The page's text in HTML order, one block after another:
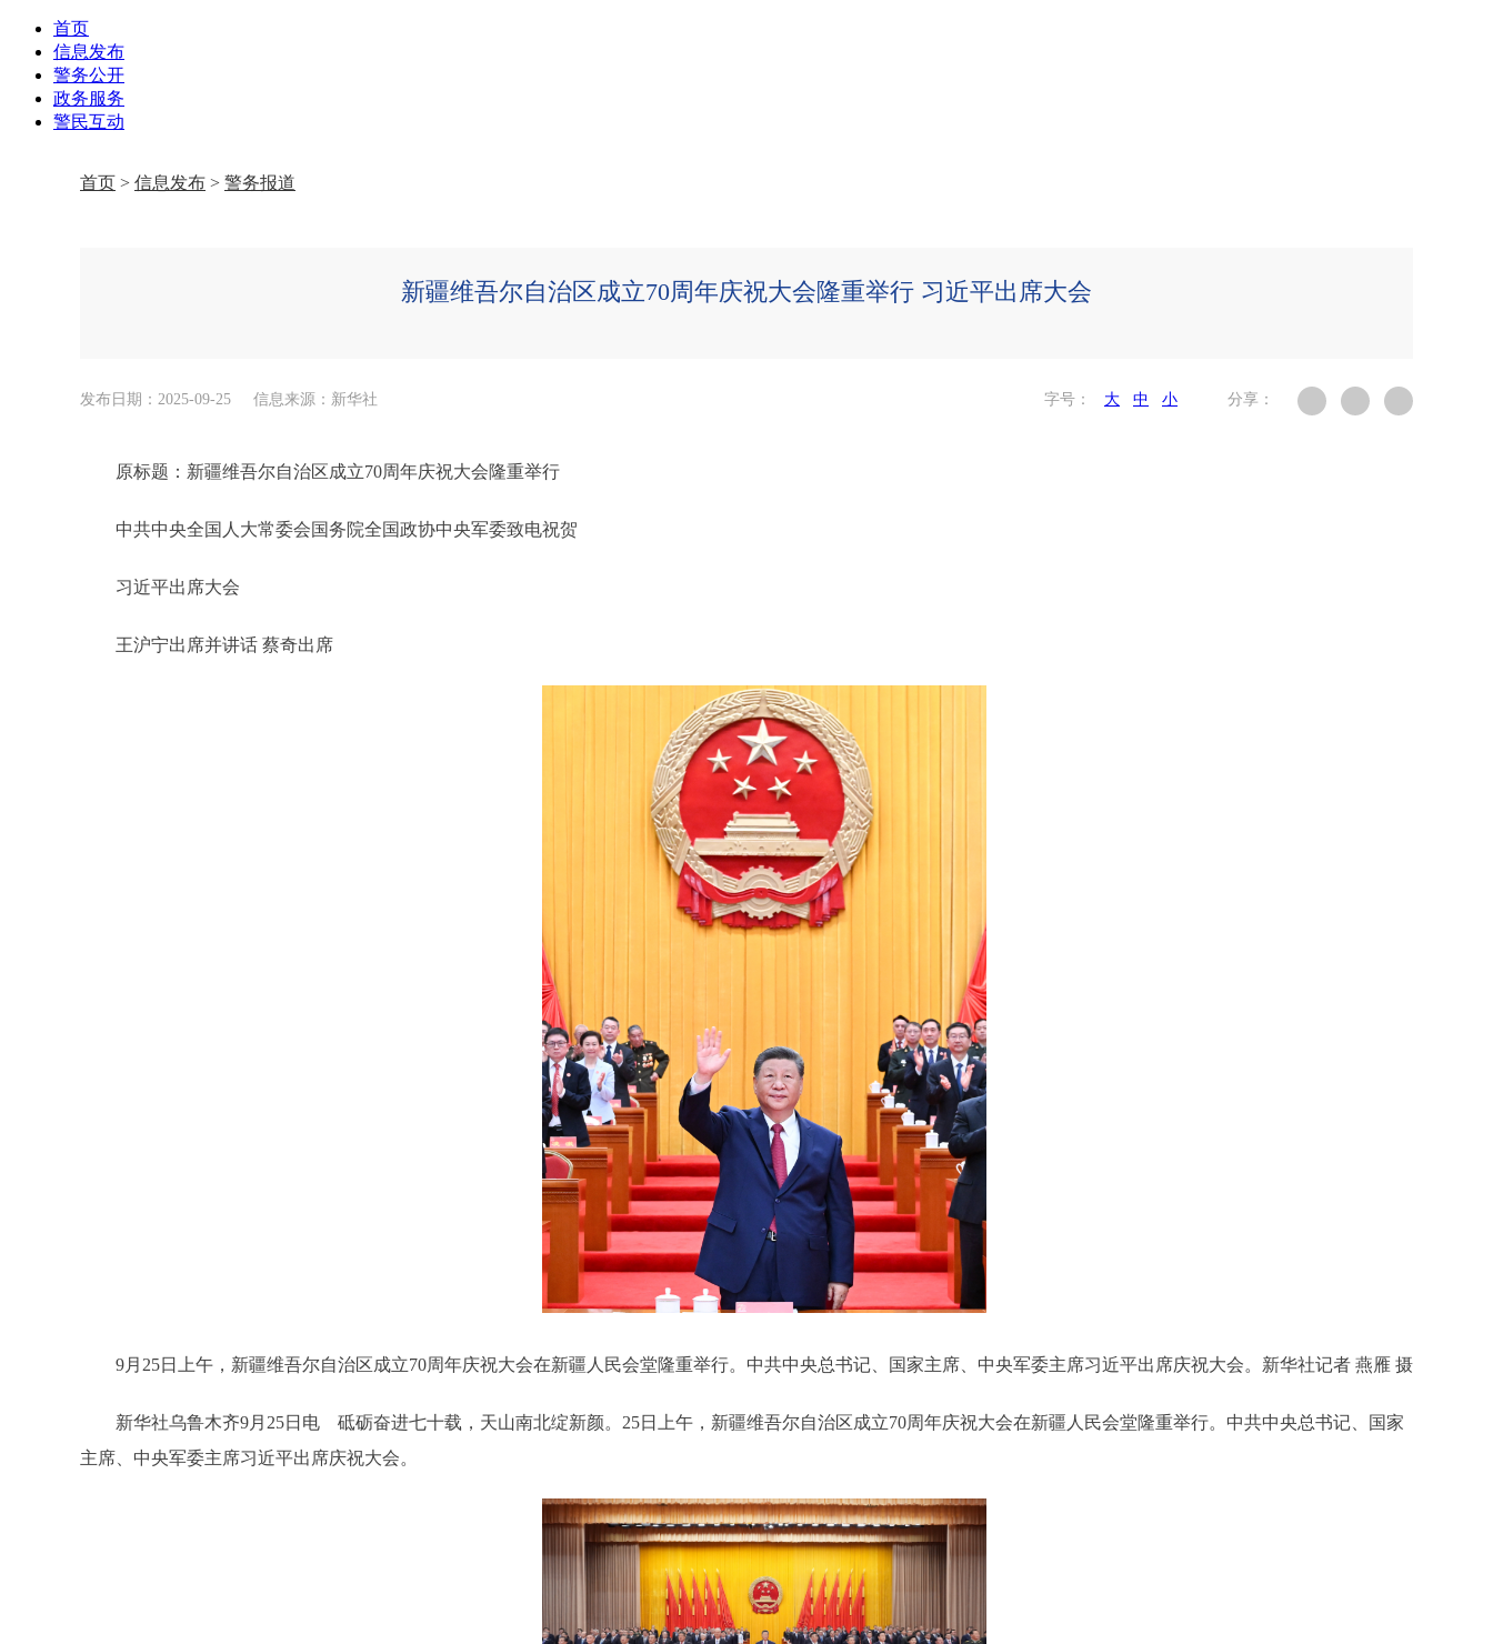
首页
信息发布
警务公开
政务服务
警民互动
首页 > 信息发布 > 警务报道
新疆维吾尔自治区成立70周年庆祝大会隆重举行 习近平出席大会
发布日期：2025-09-25 信息来源：新华社 字号： 大 中 小 分享：
原标题：新疆维吾尔自治区成立70周年庆祝大会隆重举行
中共中央全国人大常委会国务院全国政协中央军委致电祝贺
习近平出席大会
王沪宁出席并讲话 蔡奇出席
9月25日上午，新疆维吾尔自治区成立70周年庆祝大会在新疆人民会堂隆重举行。中共中央总书记、国家主席、中央军委主席习近平出席庆祝大会。新华社记者 燕雁 摄
新华社乌鲁木齐9月25日电 砥砺奋进七十载，天山南北绽新颜。25日上午，新疆维吾尔自治区成立70周年庆祝大会在新疆人民会堂隆重举行。中共中央总书记、国家
主席、中央军委主席习近平出席庆祝大会。